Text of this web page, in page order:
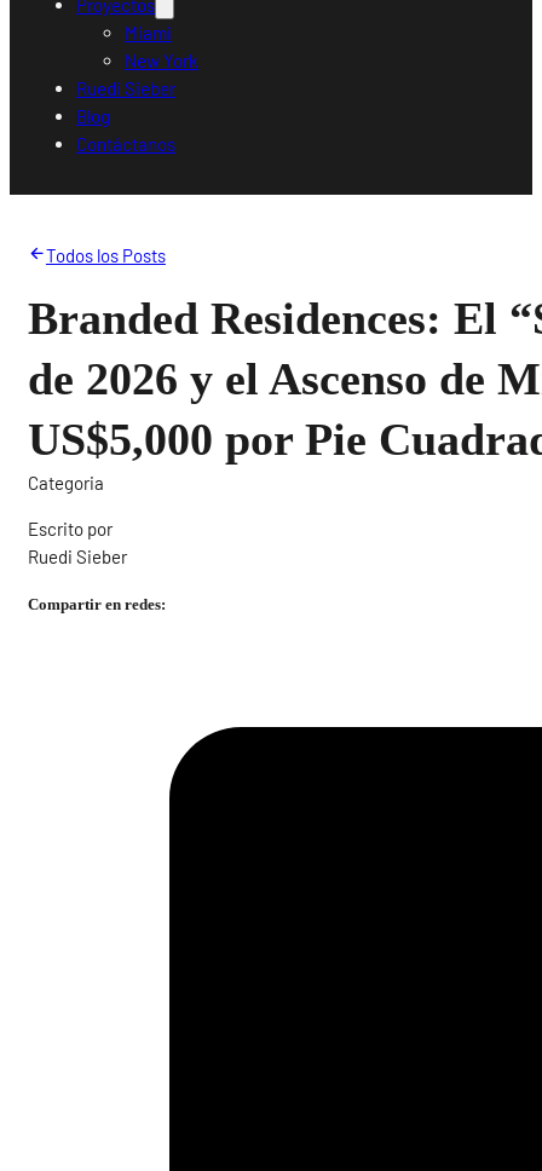
Proyectos
Miami
New York
Ruedi Sieber
Blog
Contáctanos
Todos los Posts
Branded Residences: El
de 2026 y el Ascenso de
US$5,000 por Pie
Categoria
Escrito por
Ruedi Sieber
Compartir en redes: